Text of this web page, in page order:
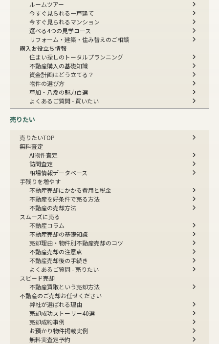
ルームツアー
今すぐ見られる一戸建て
今すぐ見られるマンション
選べる4つの見学コース
リフォーム・建築・住み替えのご相談
購入お役立ち情報
住まい探しのトータルプランニング
不動産購入の基礎知識
資金計画はどう立てる？
物件の選び方
草加・八潮の魅力百選
よくあるご質問 - 買いたい
売りたい
売りたいTOP
無料査定
AI物件査定
訪問査定
相場情報データベース
手残りを増やす
不動産売却にかかる費用と税金
不動産を好条件で売る方法
不動産の売却方法
スムーズに売る
不動産コラム
不動産売却の基礎知識
売却理由・物件別不動産売却のコツ
不動産売却の注意点
不動産売却後の手続き
よくあるご質問 - 売りたい
スピード売却
不動産買取という売却方法
不動産のご売却お任せください
弊社が選ばれる理由
売却成功ストーリー40選
売却成約事例
お預かり物件掲載実例
無料実査定予約